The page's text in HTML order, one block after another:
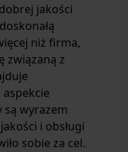
jakości
niż firma,
związaną z
wyrazem
i obsługi
sobie za cel.